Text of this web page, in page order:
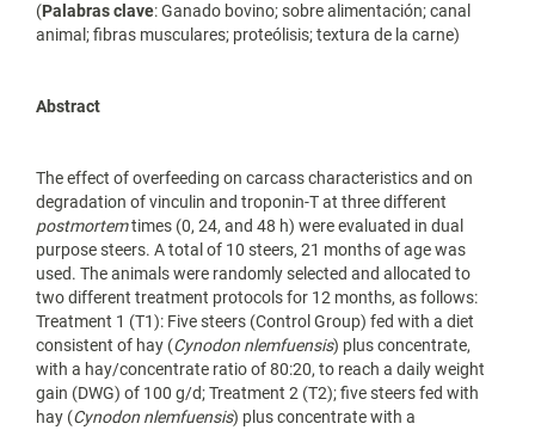
(Palabras clave: Ganado bovino; sobre alimentación; canal
animal; fibras musculares; proteólisis; textura de la carne)
Abstract
The effect of overfeeding on carcass characteristics and on
degradation of vinculin and troponin-T at three different
postmortemtimes (0, 24, and 48 h) were evaluated in dual
purpose steers. A total of 10 steers, 21 months of age was
used. The animals were randomly selected and allocated to
two different treatment protocols for 12 months, as follows:
Treatment 1 (T1): Five steers (Control Group) fed with a diet
consistent of hay (Cynodon nlemfuensis) plus concentrate,
with a hay/concentrate ratio of 80:20, to reach a daily weight
gain (DWG) of 100 g/d; Treatment 2 (T2); five steers fed with
hay (Cynodon nlemfuensis) plus concentrate with a